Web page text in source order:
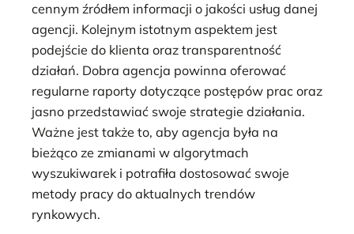
cennym źródłem informacji o jakości usług danej
agencji. Kolejnym istotnym aspektem jest
podejście do klienta oraz transparentność
działań. Dobra agencja powinna oferować
regularne raporty dotyczące postępów prac oraz
jasno przedstawiać swoje strategie działania.
Ważne jest także to, aby agencja była na
bieżąco ze zmianami w algorytmach
wyszukiwarek i potrafiła dostosować swoje
metody pracy do aktualnych trendów
rynkowych.